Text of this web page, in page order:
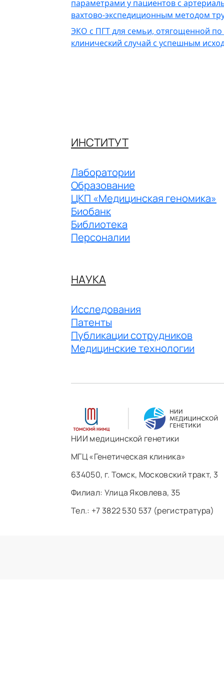
параметрами у пациентов с
вахтово-экспедиционным методом
ЭКО с ПГТ для семьи, отягощенной по
клинический случай с успешным
ИНСТИТУТ
Лаборатории
Образование
ЦКП «Медицинская геномика»
Биобанк
Библиотека
Персоналии
НАУКА
Исследования
Патенты
Публикации сотрудников
Медицинские технологии
НИИ медицинской генетики
МГЦ «Генетическая клиника»
634050, г. Томск, Московский тракт, 3
Филиал: ​Улица Яковлева, 35
Тел.: +7 3822 530 537 (регистратура)